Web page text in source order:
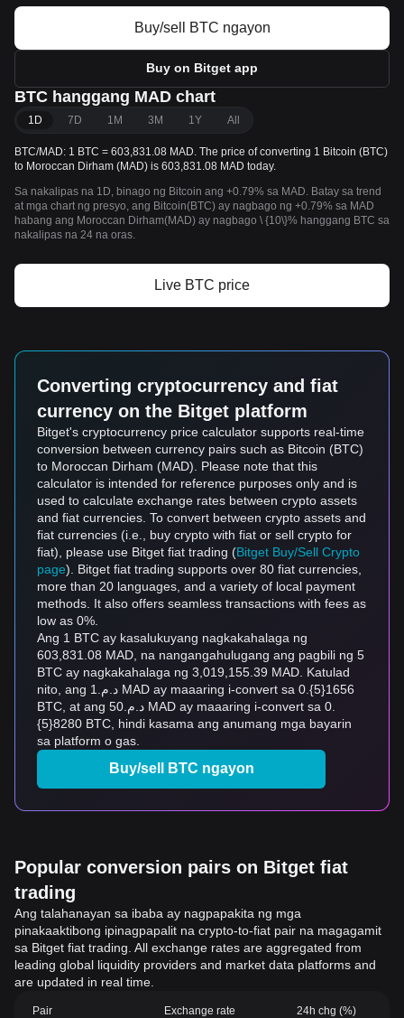
Buy/sell BTC ngayon
Buy on Bitget app
BTC hanggang MAD chart
1D 7D 1M 3M 1Y All
BTC/MAD: 1 BTC = 603,831.08 MAD. The price of converting 1 Bitcoin (BTC)
to Moroccan Dirham (MAD) is 603,831.08 MAD today.
Sa nakalipas na 1D, binago ng Bitcoin ang +0.79% sa MAD. Batay sa trend
at mga chart ng presyo, ang Bitcoin(BTC) ay nagbago ng +0.79% sa MAD
habang ang Moroccan Dirham(MAD) ay nagbago \ {10\}% hanggang BTC sa
nakalipas na 24 na oras.
Live BTC price
Converting cryptocurrency and fiat
currency on the Bitget platform
Bitget's cryptocurrency price calculator supports real-time
conversion between currency pairs such as Bitcoin (BTC)
to Moroccan Dirham (MAD). Please note that this
calculator is intended for reference purposes only and is
used to calculate exchange rates between crypto assets
and fiat currencies. To convert between crypto assets and
fiat currencies (i.e., buy crypto with fiat or sell crypto for
fiat), please use Bitget fiat trading (Bitget Buy/Sell Crypto
page). Bitget fiat trading supports over 80 fiat currencies,
more than 20 languages, and a variety of local payment
methods. It also offers seamless transactions with fees as
low as 0%.
Ang 1 BTC ay kasalukuyang nagkakahalaga ng
603,831.08 MAD, na nangangahulugang ang pagbili ng 5
BTC ay nagkakahalaga ng 3,019,155.39 MAD. Katulad
nito, ang د.م.1 MAD ay maaaring i-convert sa 0.{5}1656
BTC, at ang د.م.50 MAD ay maaaring i-convert sa 0.
{5}8280 BTC, hindi kasama ang anumang mga bayarin
sa platform o gas.
Buy/sell BTC ngayon
Popular conversion pairs on Bitget fiat
trading
Ang talahanayan sa ibaba ay nagpapakita ng mga
pinakaaktibong ipinagpapalit na crypto-to-fiat pair na magagamit
sa Bitget fiat trading. All exchange rates are aggregated from
leading global liquidity providers and market data platforms and
are updated in real time.
Pair Exchange rate 24h chg (%)